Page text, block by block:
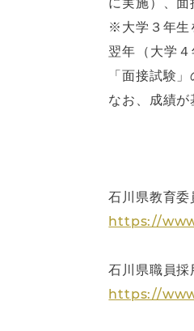
※大学３年生
翌年（大学
「面接試験
なお、成績
石川県教育委
https://
石川県職員
https://